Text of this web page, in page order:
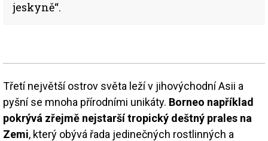
jeskyně“.
Třetí největší ostrov světa leží v jihovýchodní Asii a
pyšní se mnoha přírodními unikáty. Borneo například
pokrývá zřejmě nejstarší tropický deštný prales na
Zemi, který obývá řada jedinečných rostlinných a